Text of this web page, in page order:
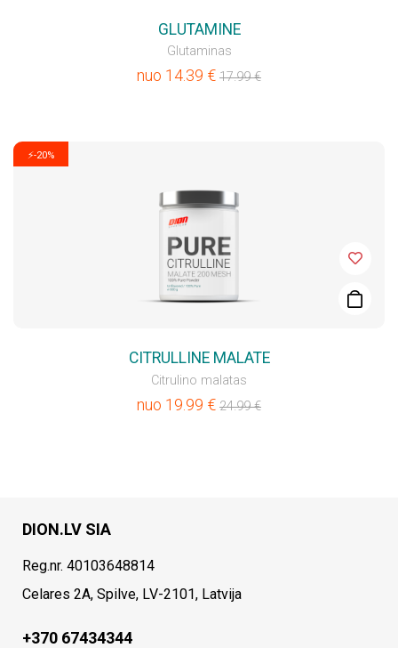
GLUTAMINE
Glutaminas
nuo 14.39 € 17.99€
⚡-20%
CITRULLINE MALATE
Citrulino malatas
nuo 19.99 € 24.99€
DION.LV SIA
Reg.nr. 40103648814
Celares 2A, Spilve, LV-2101, Latvija
+370 67434344